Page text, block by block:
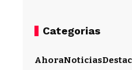
Categorias
AhoraNoticias